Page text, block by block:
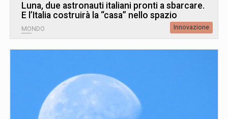
Luna, due astronauti italiani pronti a sbarcare.
E l’Italia costruirà la “casa” nello spazio
MONDO Innovazione